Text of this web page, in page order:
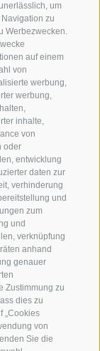
um
zu
Werbezwecken.
auf einem
von
werbung,
werbung,
inhalte,
von
oder
entwicklung
daten zur
verhinderung
und
zum
und
verknüpfung
anhand
genauer
Zustimmung zu
dies zu
„Cookies
von
Sie die